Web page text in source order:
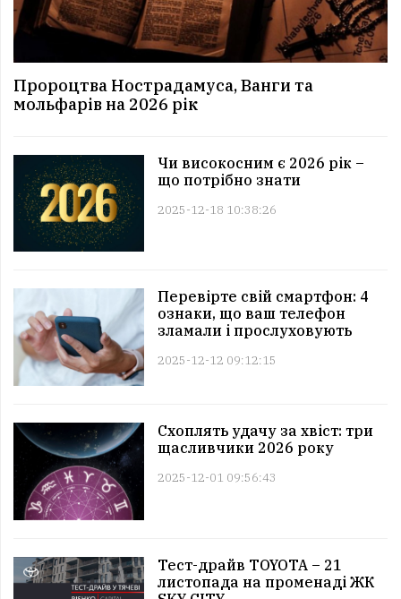
Пророцтва Нострадамуса, Ванги та
мольфарів на 2026 рік
Чи високосним є 2026 рік –
що потрібно знати
2025-12-18 10:38:26
Перевірте свій смартфон: 4
ознаки, що ваш телефон
зламали і прослуховують
2025-12-12 09:12:15
Схоплять удачу за хвіст: три
щасливчики 2026 року
2025-12-01 09:56:43
Тест-драйв TOYOTA – 21
листопада на променаді ЖК